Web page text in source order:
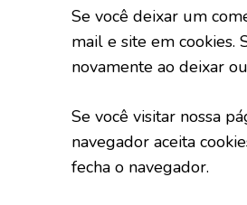
Se você deixar um
mail e site em cookies.
novamente ao deixar
Se você visitar nossa
navegador aceita
fecha o navegador.